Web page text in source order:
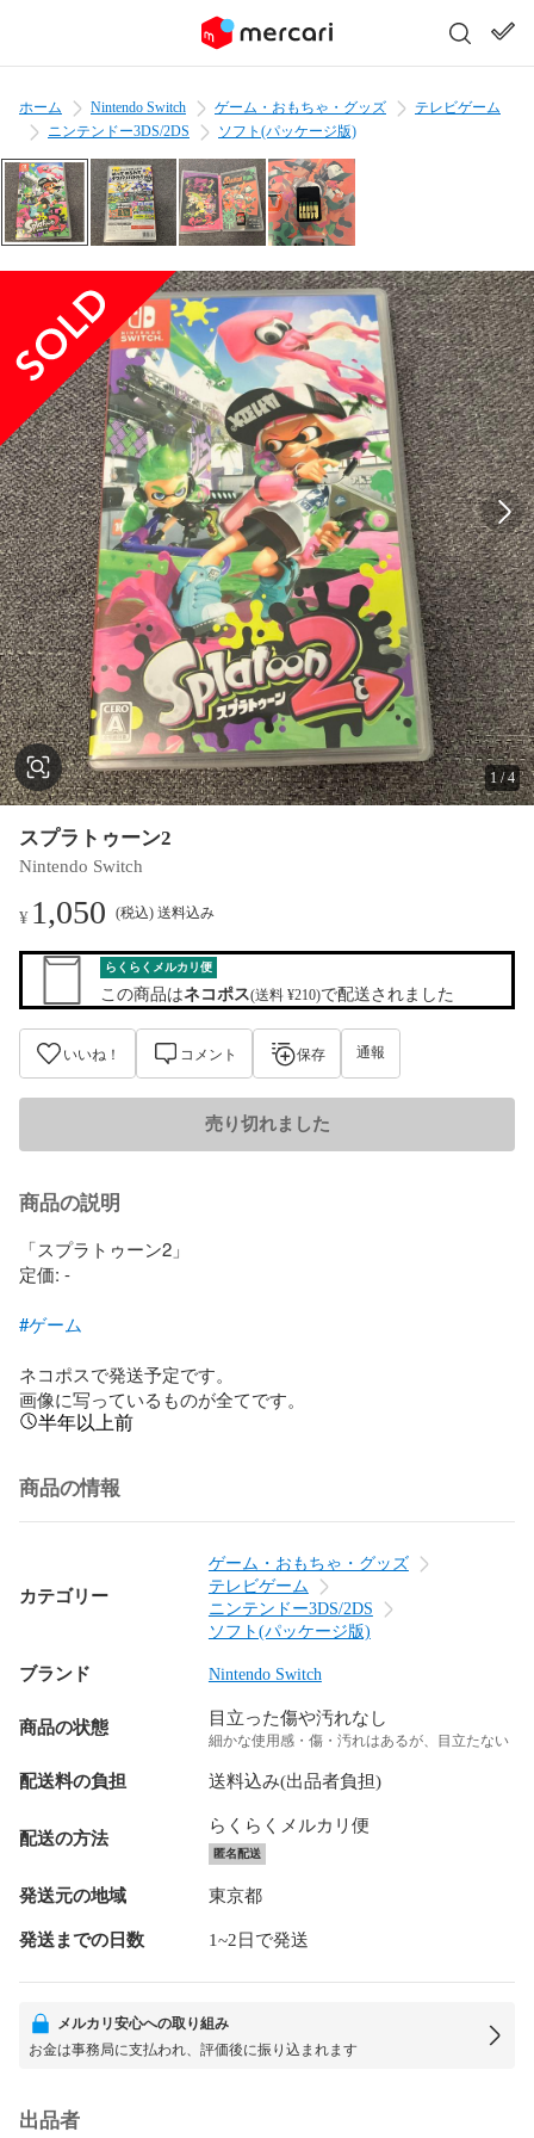
ホーム Nintendo Switch ゲーム・おもちゃ・グッズ
テレビゲーム
ニンテンドー3DS/2DS
ソフト(パッケージ版)
1 /4
スプラトゥーン2
Nintendo Switch
¥ 1,050 (税込) 送料込み
らくらくメルカリ便
この商品はネコポス(送料 ¥210)で配送されました
いいね！ コメント 保存 通報
売り切れました
商品の説明
「スプラトゥーン2」
定価: -
#ゲーム
ネコポスで発送予定です。
画像に写っているものが全てです。
半年以上前
商品の情報
カテゴリー
ゲーム・おもちゃ・グッズ
テレビゲーム
ニンテンドー3DS/2DS
ソフト(パッケージ版)
ブランド Nintendo Switch
商品の状態 目立った傷や汚れなし
細かな使用感・傷・汚れはあるが、目立たない
配送料の負担 送料込み(出品者負担)
配送の方法
らくらくメルカリ便
匿名配送
発送元の地域 東京都
発送までの日数 1~2日で発送
メルカリ安心への取り組み
お金は事務局に支払われ、評価後に振り込まれます
出品者